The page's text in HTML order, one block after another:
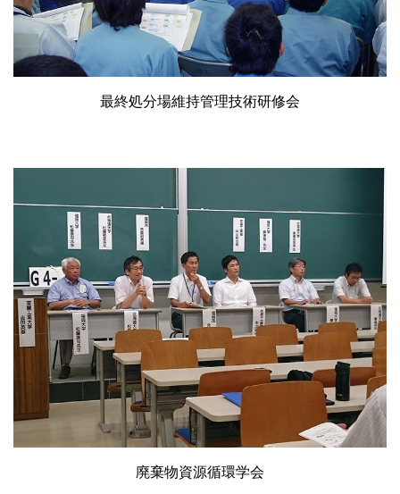
最終処分場維持管理技術研修会
廃棄物資源循環学会